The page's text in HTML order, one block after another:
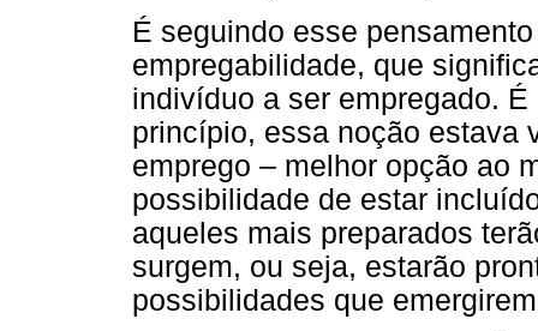
É seguindo esse
empregabilidade, que
indivíduo a ser empregado.
princípio, essa noção estava
emprego – melhor opção ao
possibilidade de estar
aqueles mais preparados
surgem, ou seja, estarão
possibilidades que